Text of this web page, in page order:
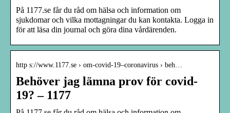
På 1177.se får du råd om hälsa och information om
sjukdomar och vilka mottagningar du kan kontakta. Logga in
för att läsa din journal och göra dina vårdärenden.
http s://www.1177.se › om-covid-19–coronavirus › beh…
Behöver jag lämna prov för covid-
19? – 1177